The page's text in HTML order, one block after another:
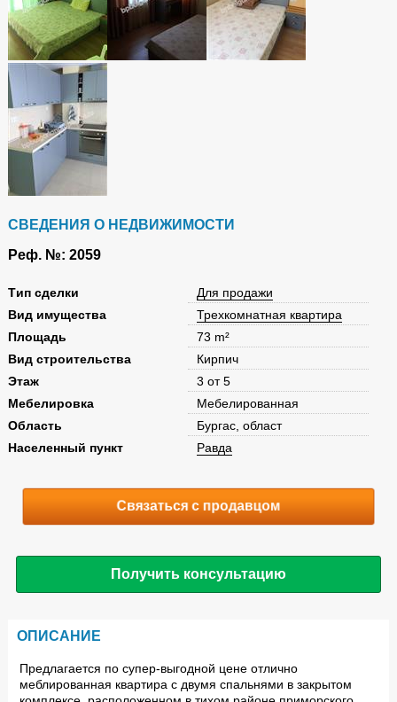
СВЕДЕНИЯ О НЕДВИЖИМОСТИ
Реф. №: 2059
Tип сделки
Для продажи
Вид имущества
Трехкомнатная квартира
Площадь
73 m²
Вид строительства
Кирпич
Этаж
3 от 5
Мебелировка
Мебелированная
Область
Бургас, област
Населенный пункт
Равда
Связаться с продавцом
Получить консультацию
ОПИСАНИЕ
Предлагается по супер-выгодной цене отлично
меблированная квартира с двумя спальнями в закрытом